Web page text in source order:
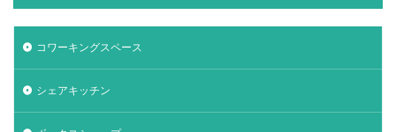
コワーキングスペース
シェアキッチン